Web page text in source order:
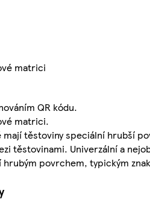
matrici
QR kódu.
matrici.
mají těstoviny speciální hrubší
těstovinami. Univerzální a
hrubým povrchem, typickým